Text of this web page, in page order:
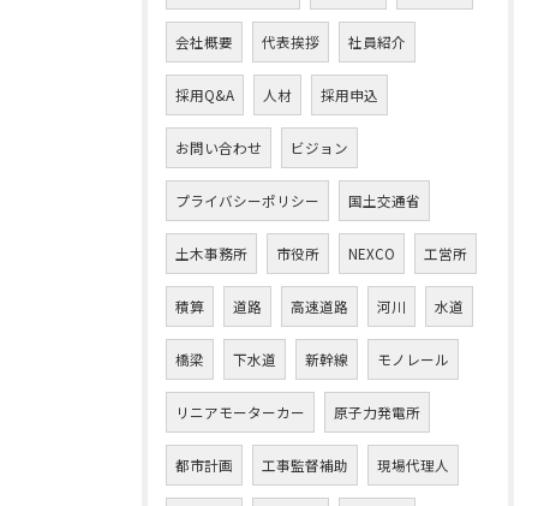
会社概要 代表挨拶 社員紹介
採用Q&A 人材 採用申込
お問い合わせ ビジョン
プライバシーポリシー 国土交通省
土木事務所 市役所 NEXCO 工営所
積算 道路 高速道路 河川 水道
橋梁 下水道 新幹線 モノレール
リニアモーターカー 原子力発電所
都市計画 工事監督補助 現場代理人